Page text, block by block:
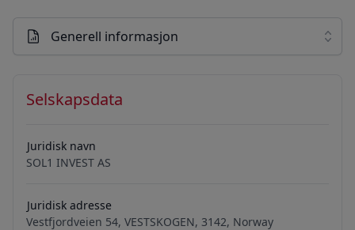
Generell informasjon
Selskapsdata
Juridisk navn
SOL1 INVEST AS
Juridisk adresse
Vestfjordveien 54, VESTSKOGEN, 3142, Norway